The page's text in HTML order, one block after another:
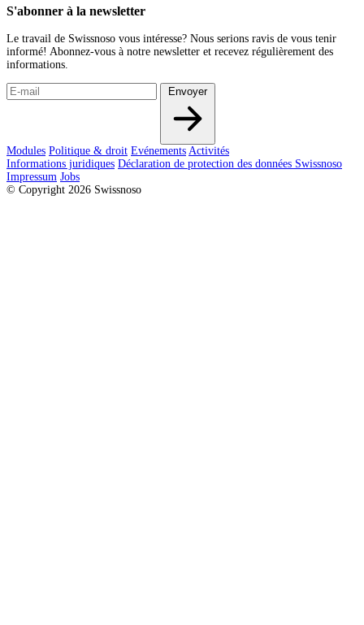
S'abonner à la newsletter
Le travail de Swissnoso vous intéresse? Nous serions ravis de vous tenir
informé! Abonnez-vous à notre newsletter et recevez régulièrement des
informations.
Envoyer
Modules Politique & droit Evénements Activités
Informations juridiques Déclaration de protection des données Swissnoso
Impressum Jobs
© Copyright 2026 Swissnoso